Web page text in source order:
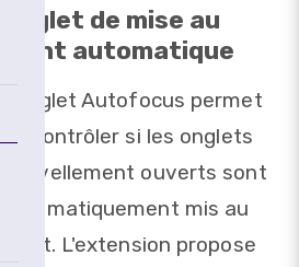
Onglet de mise au
point automatique
L'onglet Autofocus permet
de contrôler si les onglets
nouvellement ouverts sont
automatiquement mis au
point. L'extension propose